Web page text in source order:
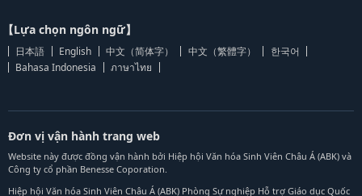
【Lựa chọn ngôn ngữ】
日本語 English 中文（简体字） 中文（繁體字）
한국어
Bahasa Indonesia
ภาษาไทย
Đơn vị vận hành trang web
Website này được đồng vận hành bởi Hiệp hội Văn hóa Sinh Viên Châu Á (ABK) và
Công ty cổ phần Benesse Coporation.
Hiệp hội Văn hóa Sinh Viên Châu Á (ABK) Phòng Sự nghiệp Hỗ trợ Giáo dục Quốc